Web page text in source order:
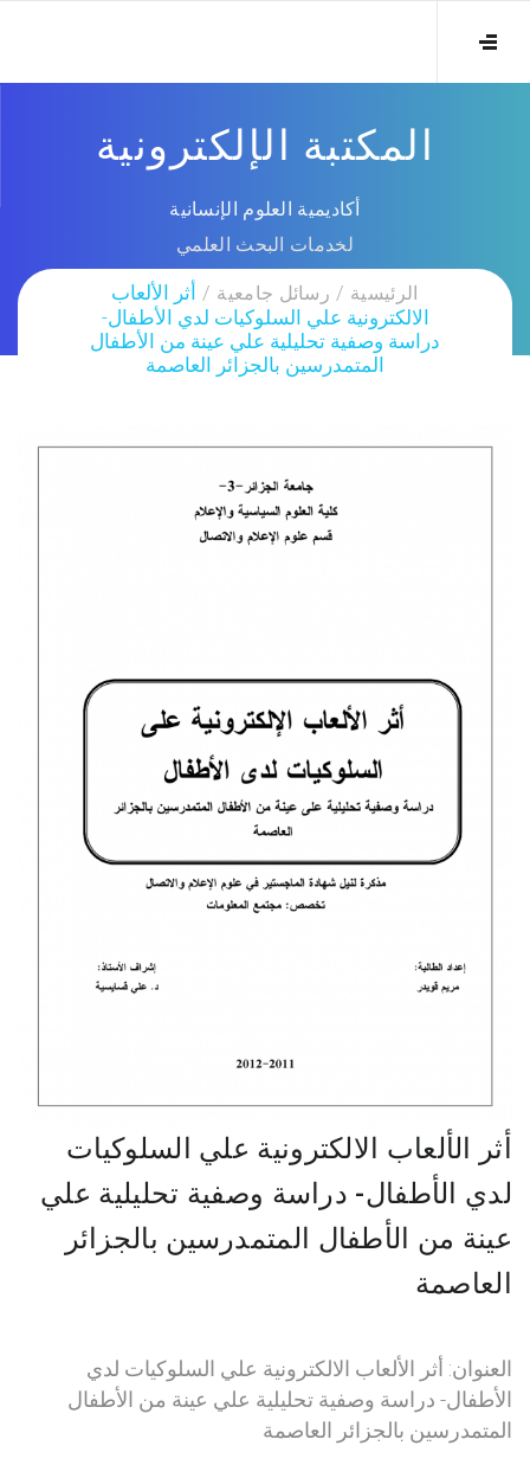
المكتبة الإلكترونية
أكاديمية العلوم الإنسانية
لخدمات البحث العلمي
الرئيسية رسائل جامعية
أثر الألعاب
الالكترونية علي السلوكيات لدي الأطفال-
دراسة وصفية تحليلية علي عينة من الأطفال
المتمدرسين بالجزائر العاصمة
أثر الألعاب الالكترونية علي السلوكيات
لدي الأطفال- دراسة وصفية تحليلية علي
عينة من الأطفال المتمدرسين بالجزائر
العاصمة
العنوان: أثر الألعاب الالكترونية علي السلوكيات لدي
الأطفال- دراسة وصفية تحليلية علي عينة من الأطفال
المتمدرسين بالجزائر العاصمة